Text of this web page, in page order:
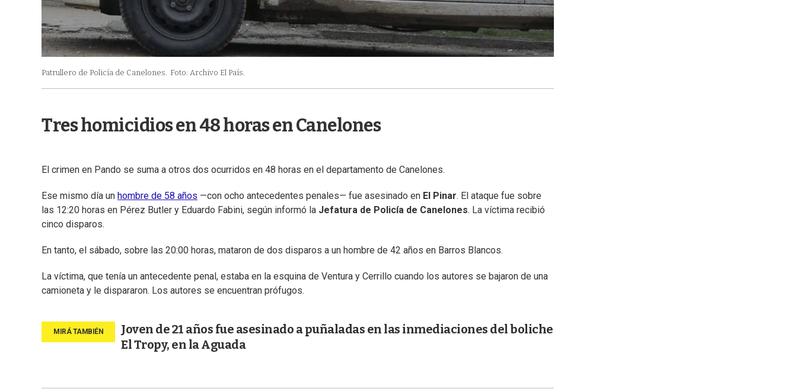
Patrullero de Policía de Canelones. Foto: Archivo El País.
Tres homicidios en 48 horas en Canelones
El crimen en Pando se suma a otros dos ocurridos en 48 horas en el departamento de Canelones.
Ese mismo día un hombre de 58 años —con ocho antecedentes penales— fue asesinado en El Pinar. El ataque fue sobre
las 12:20 horas en Pérez Butler y Eduardo Fabini, según informó la Jefatura de Policía de Canelones. La víctima recibió
cinco disparos.
En tanto, el sábado, sobre las 20:00 horas, mataron de dos disparos a un hombre de 42 años en Barros Blancos.
La víctima, que tenía un antecedente penal, estaba en la esquina de Ventura y Cerrillo cuando los autores se bajaron de una
camioneta y le dispararon. Los autores se encuentran prófugos.
Joven de 21 años fue asesinado a puñaladas en las inmediaciones del boliche
El Tropy, en la Aguada